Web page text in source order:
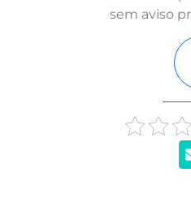
sem aviso